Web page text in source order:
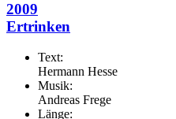
2009
Ertrinken
Text:
Hermann Hesse
Musik:
Andreas Frege
Länge: